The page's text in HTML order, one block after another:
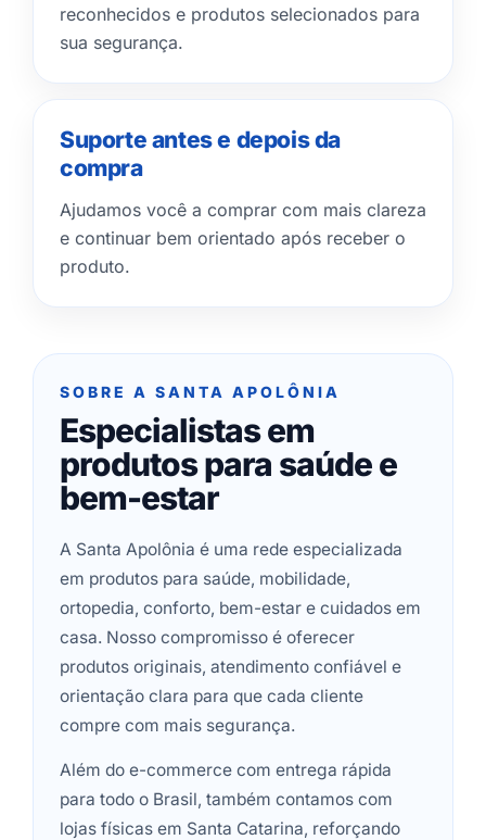
reconhecidos e produtos selecionados para
sua segurança.
Suporte antes e depois da
compra
Ajudamos você a comprar com mais clareza
e continuar bem orientado após receber o
produto.
SOBRE A SANTA APOLÔNIA
Especialistas em
produtos para saúde e
bem-estar
A Santa Apolônia é uma rede especializada
em produtos para saúde, mobilidade,
ortopedia, conforto, bem-estar e cuidados em
casa. Nosso compromisso é oferecer
produtos originais, atendimento confiável e
orientação clara para que cada cliente
compre com mais segurança.
Além do e-commerce com entrega rápida
para todo o Brasil, também contamos com
lojas físicas em Santa Catarina, reforçando